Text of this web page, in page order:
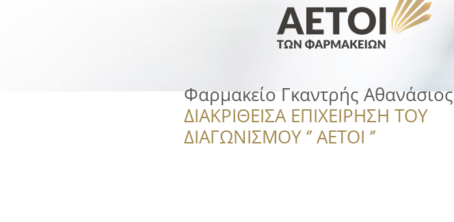
Φαρμακείο Γκαντρής Αθανάσιος
ΔΙΑΚΡΙΘΕΙΣΑ ΕΠΙΧΕΙΡΗΣΗ ΤΟΥ
ΔΙΑΓΩΝΙΣΜΟΥ ‘’ ΑΕΤΟΙ ‘’